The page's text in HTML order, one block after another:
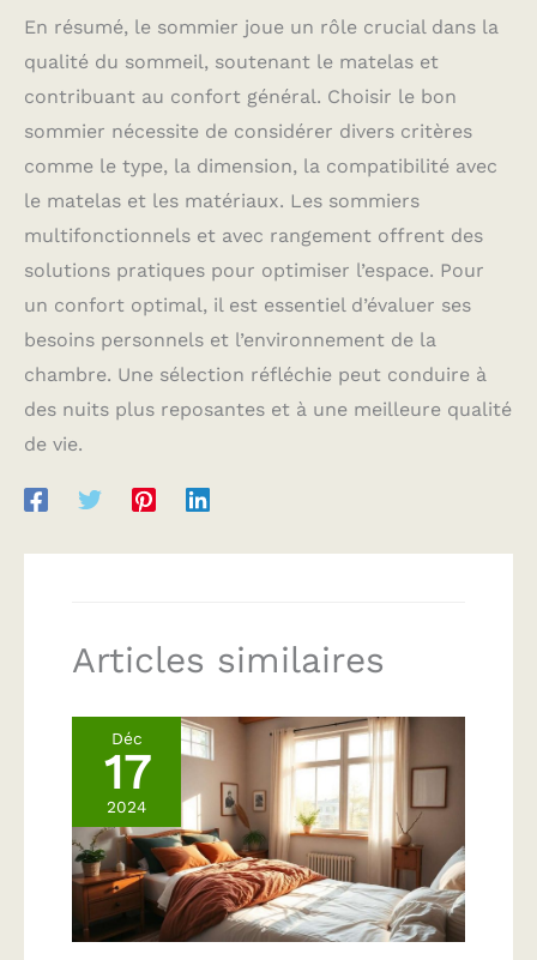
En résumé, le sommier joue un rôle crucial dans la
qualité du sommeil, soutenant le matelas et
contribuant au confort général. Choisir le bon
sommier nécessite de considérer divers critères
comme le type, la dimension, la compatibilité avec
le matelas et les matériaux. Les sommiers
multifonctionnels et avec rangement offrent des
solutions pratiques pour optimiser l’espace. Pour
un confort optimal, il est essentiel d’évaluer ses
besoins personnels et l’environnement de la
chambre. Une sélection réfléchie peut conduire à
des nuits plus reposantes et à une meilleure qualité
de vie.
Articles similaires
Déc
17
2024